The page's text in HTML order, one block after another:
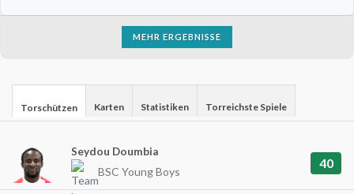
MEHR ERGEBNISSE
Torschützen Karten Statistiken Torreichste Spiele
Seydou Doumbia
BSC Young Boys
40